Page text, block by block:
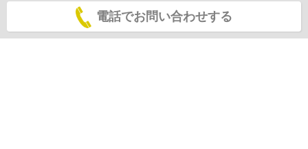
電話でお問い合わせする